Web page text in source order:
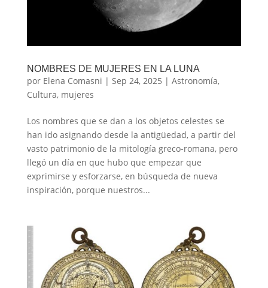
NOMBRES DE MUJERES EN LA LUNA
por Elena Comasni | Sep 24, 2025 | Astronomía,
Cultura, mujeres
Los nombres que se dan a los objetos celestes se
han ido asignando desde la antigüedad, a partir del
vasto patrimonio de la mitología greco-romana, pero
llegó un día en que hubo que empezar que
exprimirse y esforzarse, en búsqueda de nueva
inspiración, porque nuestros...